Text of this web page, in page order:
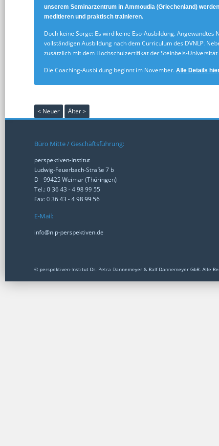
unserem Seminarzentrum in Ammoudia (Griechenland)
meditieren und praktisch trainieren.
Doch keine Sorge: Es wird keine Eso-Ausbildung.
vollständigen Ausbildung nach dem Curriculum des DVNLP.
zusätzlich mit dem Hochschulzertifikat der Steinbeis-
Die Coaching-Ausbildung beginnt im November. Al le Details
< Neuer Älter >
Büro Mitte / Geschäftsführung:
perspektiven-Institut
Ludwig-Feuerbach-Straße 7 b
D - 99425 Weimar (Thüringen)
Tel.: 0 36 43 - 4 98 99 55
Fax: 0 36 43 - 4 98 99 56
E-Mail:
info@nlp-perspektiven.de
© perspektiven-Institut Dr. Petra Dannemeyer & Ralf Dannemeyer GbR. Alle